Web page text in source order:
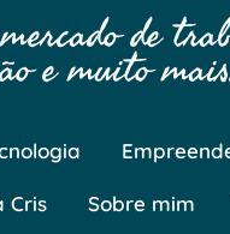
de
e muito
Cris Sobre mim